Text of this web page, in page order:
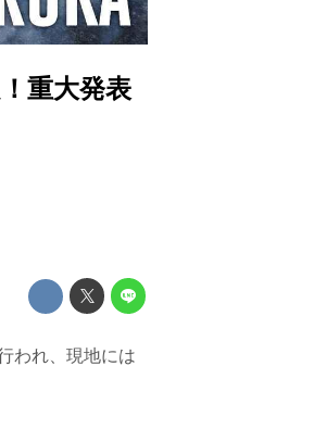
重大発表
われ、現地には